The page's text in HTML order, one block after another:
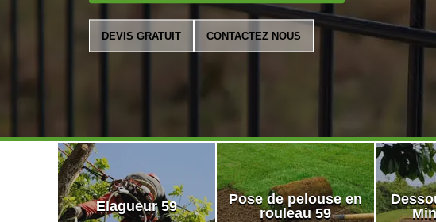
DEVIS GRATUIT CONTACTEZ NOUS
Elagueur 59
Pose de pelouse en
rouleau 59